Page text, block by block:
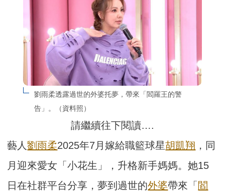
劉雨柔透露過世的外婆托夢，帶來「閻羅王的警
告」。（資料照）
請繼續往下閱讀….
藝人劉雨柔2025年7月嫁給職籃球星胡凱翔 ，同
月迎來愛女「小花生」，升格新手媽媽。她15
日在社群平台分享，夢到過世的外婆帶來「 閻